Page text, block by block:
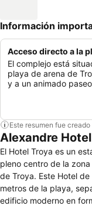
Información
Acceso directo a la
El complejo está
playa de arena de
y a un animado
Este resumen fue
Alexandre
El Hotel Troya es un
pleno centro de la
de Troya. Este Hotel
metros de la playa,
edificio moderno en